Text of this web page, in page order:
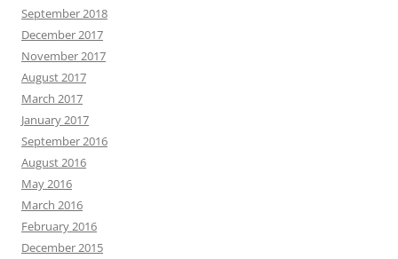
September 2018
December 2017
November 2017
August 2017
March 2017
January 2017
September 2016
August 2016
May 2016
March 2016
February 2016
December 2015